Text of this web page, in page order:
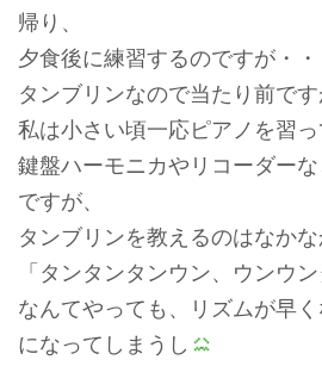
帰り、
夕食後に練習するのですが・・
タンブリンなので当たり前です
私は小さい頃一応ピアノを習っ
鍵盤ハーモニカやリコーダー
ですが、
タンブリンを教えるのはなか
「タンタンタンウン、ウンウ
なんてやっても、リズムが早
になってしまうし